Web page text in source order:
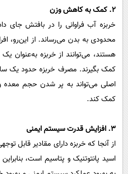
۲. کمک به کاهش وزن
خربزه آب فراوانی را در بافتش
محدودی به بدن می‌رساند. از این‌رو،
هستند، می‌توانند از خربزه به‌عنوان
کمک بگیرند. مصرف خربزه حدود یک
اصلی می‌تواند به پر شدن حجم معده
کمک کند.
۳. افزایش قدرت سیستم ایمنی
اسید پانتوتنیک و پتاسیم است،